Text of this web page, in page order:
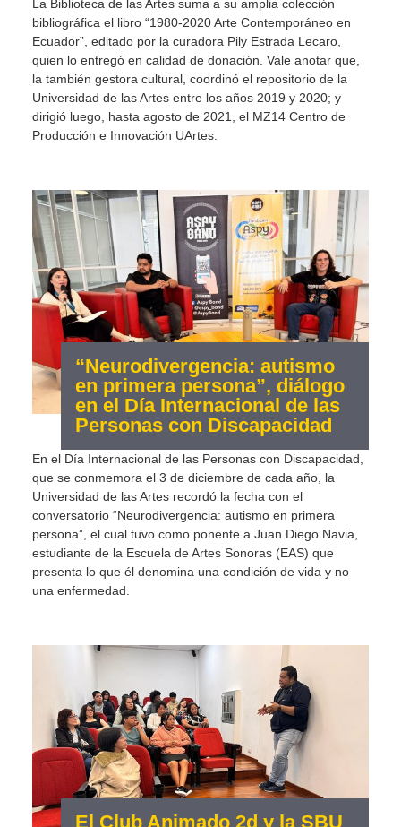
La Biblioteca de las Artes suma a su amplia colección
bibliográfica el libro “1980-2020 Arte Contemporáneo en
Ecuador”, editado por la curadora Pily Estrada Lecaro,
quien lo entregó en calidad de donación. Vale anotar que,
la también gestora cultural, coordinó el repositorio de la
Universidad de las Artes entre los años 2019 y 2020; y
dirigió luego, hasta agosto de 2021, el MZ14 Centro de
Producción e Innovación UArtes.
“Neurodivergencia: autismo
en primera persona”, diálogo
en el Día Internacional de las
Personas con Discapacidad
En el Día Internacional de las Personas con Discapacidad,
que se conmemora el 3 de diciembre de cada año, la
Universidad de las Artes recordó la fecha con el
conversatorio “Neurodivergencia: autismo en primera
persona”, el cual tuvo como ponente a Juan Diego Navia,
estudiante de la Escuela de Artes Sonoras (EAS) que
presenta lo que él denomina una condición de vida y no
una enfermedad.
El Club Animado 2d y la SBU